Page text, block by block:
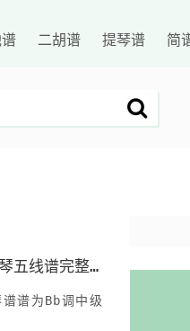
二胡谱 提琴谱 简
王艳薇《离开我的依赖》钢琴谱 钢琴五线谱完整版
谱为Bb调中级